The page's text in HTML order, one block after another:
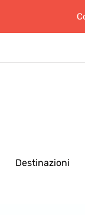
Destinazioni